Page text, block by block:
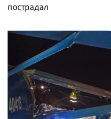
пострадал